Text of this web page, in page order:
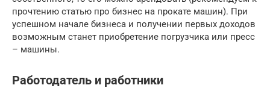
прочтению статью про бизнес на прокате машин). При
успешном начале бизнеса и получении первых доходов
возможным станет приобретение погрузчика или пресс
– машины.
Работодатель и работники